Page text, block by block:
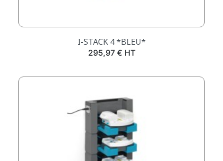
I-STACK 4 *BLEU*
Prix
295,97 € HT